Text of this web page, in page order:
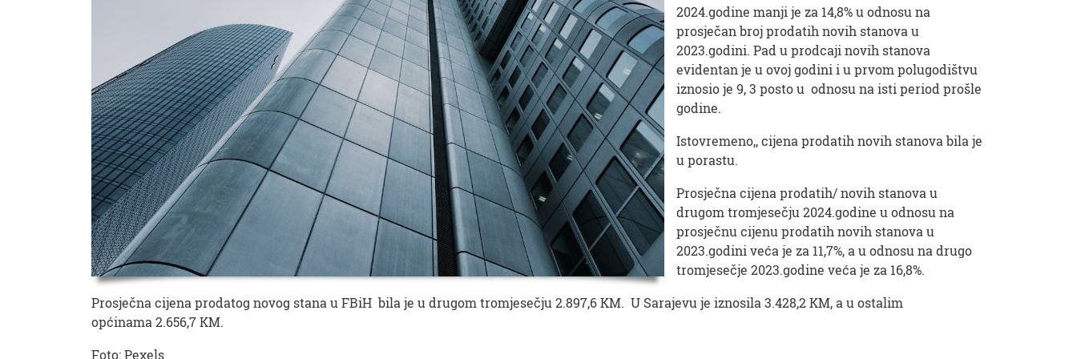
2024.godine manji je za 14,8% u odnosu na
prosječan broj prodatih novih stanova u
2023.godini. Pad u prodcaji novih stanova
evidentan je u ovoj godini i u prvom polugodištvu
iznosio je 9, 3 posto u odnosu na isti period prošle
godine.
Istovremeno,, cijena prodatih novih stanova bila je
u porastu.
Prosječna cijena prodatih/ novih stanova u
drugom tromjesečju 2024.godine u odnosu na
prosječnu cijenu prodatih novih stanova u
2023.godini veća je za 11,7%, a u odnosu na drugo
tromjesečje 2023.godine veća je za 16,8%.
Prosječna cijena prodatog novog stana u FBiH bila je u drugom tromjesečju 2.897,6 KM. U Sarajevu je iznosila 3.428,2 KM, a u ostalim
općinama 2.656,7 KM.
Foto: Pexels